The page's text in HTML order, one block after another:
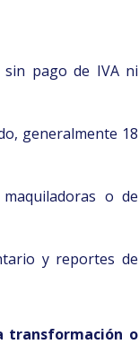
pago de IVA ni
generalmente 18
o de
y reportes de
transformación o